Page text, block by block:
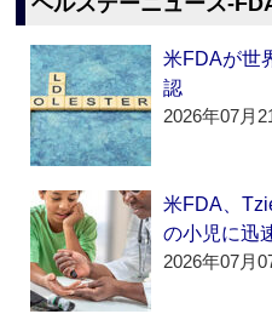
米FDAが世
認
2026年07月
米FDA、
の小児に迅
2026年07月